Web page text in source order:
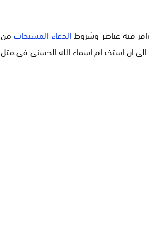
فيه عناصر وشروطالدعاء المستجابمن
الى ان استخدام اسماء الله الحسنى فى مثل